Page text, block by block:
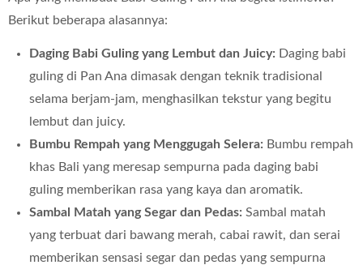
Berikut beberapa alasannya:
Daging Babi Guling yang Lembut dan Juicy: Daging babi
guling di Pan Ana dimasak dengan teknik tradisional
selama berjam-jam, menghasilkan tekstur yang begitu
lembut dan juicy.
Bumbu Rempah yang Menggugah Selera: Bumbu rempah
khas Bali yang meresap sempurna pada daging babi
guling memberikan rasa yang kaya dan aromatik.
Sambal Matah yang Segar dan Pedas: Sambal matah
yang terbuat dari bawang merah, cabai rawit, dan serai
memberikan sensasi segar dan pedas yang sempurna